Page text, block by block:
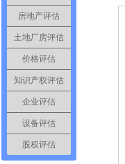
房地产评估
土地厂房评估
价格评估
知识产权评估
企业评估
设备评估
股权评估